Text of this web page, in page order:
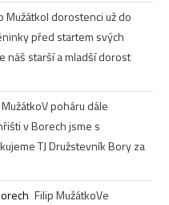
MužátkoI dorostenci už do
před startem svých
náš starší a mladší dorost
V poháru dále
v Borech jsme s
TJ Družstevník Bory za
Filip MužátkoVe